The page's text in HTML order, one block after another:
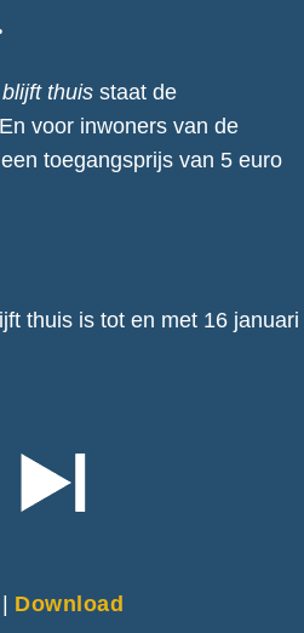
thuis staat de
voor inwoners van de
toegangsprijs van 5 euro
thuis is tot en met 16
| Download